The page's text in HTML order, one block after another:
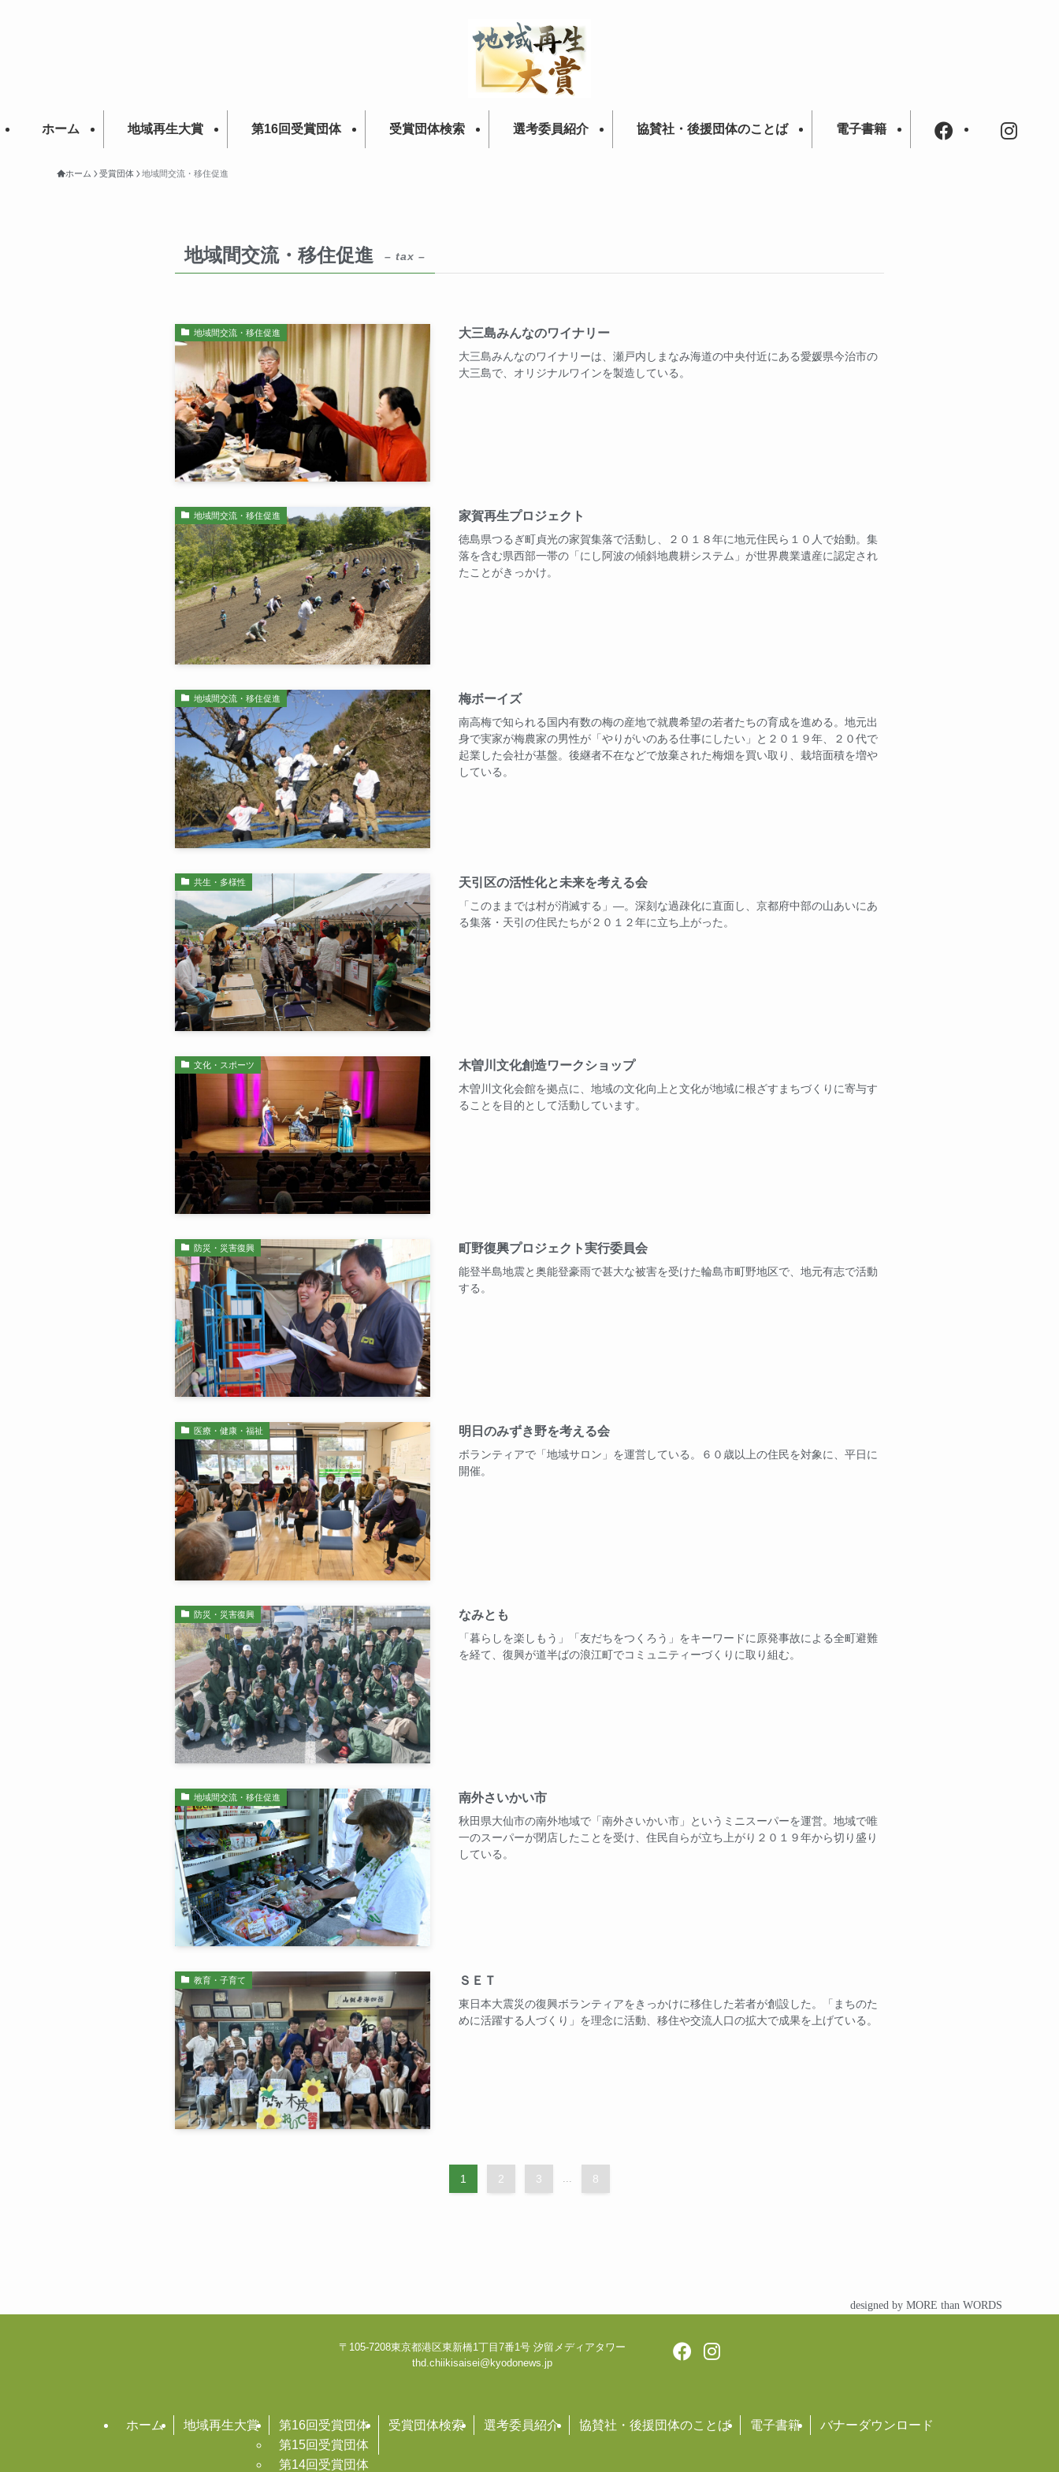
ホーム 地域再生大賞 第16回受賞団体 受賞団体検索 選考委員紹介 協賛社・後援団体のことば 電子書籍
ホーム 受賞団体 地域間交流・移住促進
地域間交流・移住促進 – tax –
地域間交流・移住促進 大三島みんなのワイナリー
大三島みんなのワイナリーは、瀬戸内しまなみ海道の中央付近にある愛媛県今治市の
大三島で、オリジナルワインを製造している。
地域間交流・移住促進 家賀再生プロジェクト
徳島県つるぎ町貞光の家賀集落で活動し、２０１８年に地元住民ら１０人で始動。集
落を含む県西部一帯の「にし阿波の傾斜地農耕システム」が世界農業遺産に認定され
たことがきっかけ。
地域間交流・移住促進 梅ボーイズ
南高梅で知られる国内有数の梅の産地で就農希望の若者たちの育成を進める。地元出
身で実家が梅農家の男性が「やりがいのある仕事にしたい」と２０１９年、２０代で
起業した会社が基盤。後継者不在などで放棄された梅畑を買い取り、栽培面積を増や
している。
共生・多様性 天引区の活性化と未来を考える会
「このままでは村が消滅する」―。深刻な過疎化に直面し、京都府中部の山あいにあ
る集落・天引の住民たちが２０１２年に立ち上がった。
文化・スポーツ 木曽川文化創造ワークショップ
木曽川文化会館を拠点に、地域の文化向上と文化が地域に根ざすまちづくりに寄与す
ることを目的として活動しています。
防災・災害復興 町野復興プロジェクト実行委員会
能登半島地震と奥能登豪雨で甚大な被害を受けた輪島市町野地区で、地元有志で活動
する。
医療・健康・福祉 明日のみずき野を考える会
ボランティアで「地域サロン」を運営している。６０歳以上の住民を対象に、平日に
開催。
防災・災害復興 なみとも
「暮らしを楽しもう」「友だちをつくろう」をキーワードに原発事故による全町避難
を経て、復興が道半ばの浪江町でコミュニティーづくりに取り組む。
地域間交流・移住促進 南外さいかい市
秋田県大仙市の南外地域で「南外さいかい市」というミニスーパーを運営。地域で唯
一のスーパーが閉店したことを受け、住民自らが立ち上がり２０１９年から切り盛り
している。
教育・子育て ＳＥＴ
東日本大震災の復興ボランティアをきっかけに移住した若者が創設した。「まちのた
めに活躍する人づくり」を理念に活動、移住や交流人口の拡大で成果を上げている。
1 2 3 ... 8
designed by MORE than WORDS
〒105-7208東京都港区東新橋1丁目7番1号 汐留メディアタワー
thd.chiikisaisei@kyodonews.jp
ホーム 地域再生大賞
第16回受賞団体
第15回受賞団体
第14回受賞団体
受賞団体検索 選考委員紹介 協賛社・後援団体のことば 電子書籍 バナーダウンロード